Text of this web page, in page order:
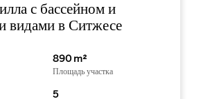
с бассейном и
видами в Ситжесе
890 m²
Площадь участка
5